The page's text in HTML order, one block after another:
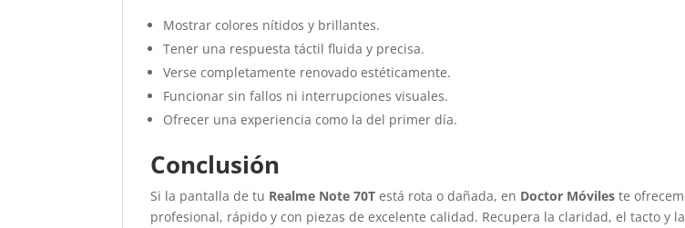
Mostrar colores nítidos y brillantes.
Tener una respuesta táctil fluida y precisa.
Verse completamente renovado estéticamente.
Funcionar sin fallos ni interrupciones visuales.
Ofrecer una experiencia como la del primer día.
Conclusión
Si la pantalla de tu Realme Note 70T está rota o dañada, en Doctor Móviles te
profesional, rápido y con piezas de excelente calidad. Recupera la claridad, el tacto y